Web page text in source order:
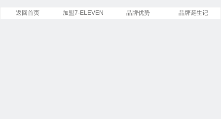
返回首页 加盟7-ELEVEN 品牌优势 品牌诞生记